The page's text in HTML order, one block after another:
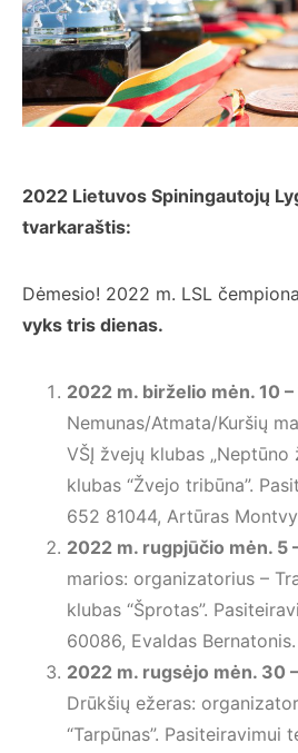
2022 Lietuvos Spiningautojų
tvarkaraštis:
Dėmesio! 2022 m. LSL
vyks tris dienas.
2022 m. birželio mėn. 10 –
Nemunas/Atmata/Kuršių
VŠĮ žvejų klubas „Neptūno
klubas “Žvejo tribūna”.
652 81044, Artūras
2022 m. rugpjūčio mėn. 5
marios: organizatorius –
klubas “Šprotas”.
60086, Evaldas Bernatonis.
2022 m. rugsėjo mėn. 30
Drūkšių ežeras:
“Tarpūnas”.